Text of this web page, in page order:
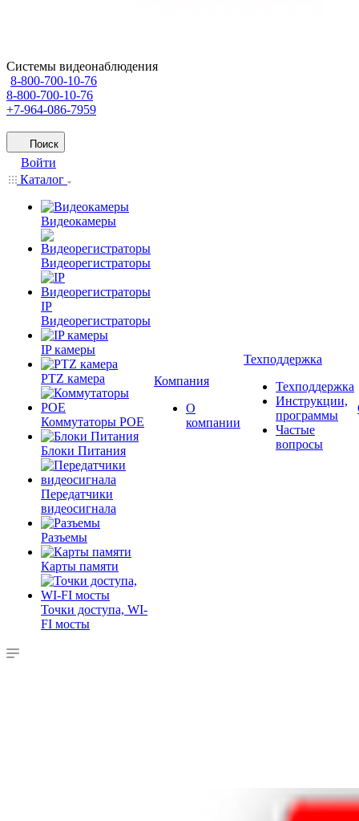
Системы видеонаблюдения
8-800-700-10-76
8-800-700-10-76
+7-964-086-7959
Поиск
Войти
Каталог
Видеокамеры
Видеорегистраторы
IP
Видеорегистраторы
IP камеры
PTZ камера
Коммутаторы POE
Блоки Питания
Передатчики
видеосигнала
Разъемы
Карты памяти
Точки доступа, WI-
FI мосты
Компания
О
компании
Техподдержка
Техподдержка
Инструкции,
программы
Частые
вопросы